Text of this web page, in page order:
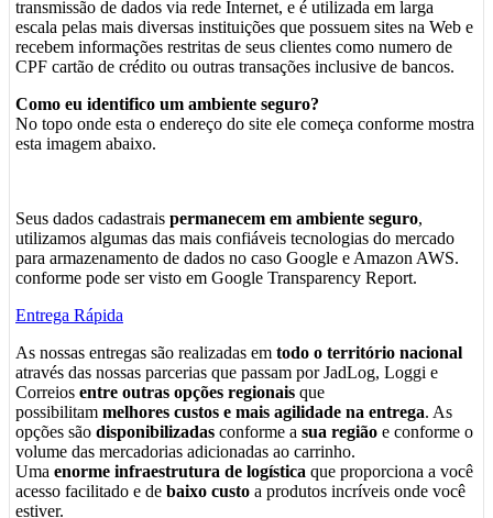
transmissão de dados via rede Internet, e é utilizada em larga
escala pelas mais diversas instituições que possuem sites na Web e
recebem informações restritas de seus clientes como numero de
CPF cartão de crédito ou outras transações inclusive de bancos.
Como eu identifico um ambiente seguro?
No topo onde esta o endereço do site ele começa conforme mostra
esta imagem abaixo.
Seus dados cadastrais permanecem em ambiente seguro,
utilizamos algumas das mais confiáveis tecnologias do mercado
para armazenamento de dados no caso Google e Amazon AWS.
conforme pode ser visto em Google Transparency Report.
Entrega Rápida
As nossas entregas são realizadas em todo o território nacional
através das nossas parcerias que passam por JadLog, Loggi e
Correios entre outras opções regionais que
possibilitam melhores custos e mais agilidade na entrega. As
opções são disponibilizadas conforme a sua região e conforme o
volume das mercadorias adicionadas ao carrinho.
Uma enorme infraestrutura de logística que proporciona a você
acesso facilitado e de baixo custo a produtos incríveis onde você
estiver.